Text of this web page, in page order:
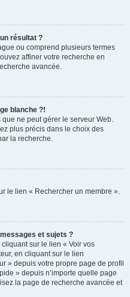
résultat ?
ou comprend plusieurs termes
affiner votre recherche en
avancée.
blanche ?!
ne peut gérer le serveur Web.
plus précis dans le choix des
la recherche.
le lien « Rechercher un membre ».
et sujets ?
sur le lien « Voir vos
en cliquant sur le lien
» depuis votre propre page de profil
» depuis n’importe quelle page
la page de recherche avancée et